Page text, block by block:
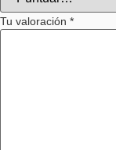
Tu valoración *